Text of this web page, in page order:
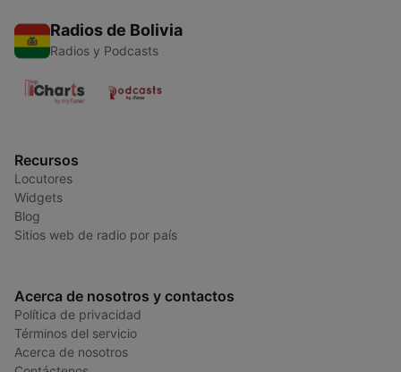
Radios de Bolivia
Radios y Podcasts
Recursos
Locutores
Widgets
Blog
Sitios web de radio por país
Acerca de nosotros y contactos
Política de privacidad
Términos del servicio
Acerca de nosotros